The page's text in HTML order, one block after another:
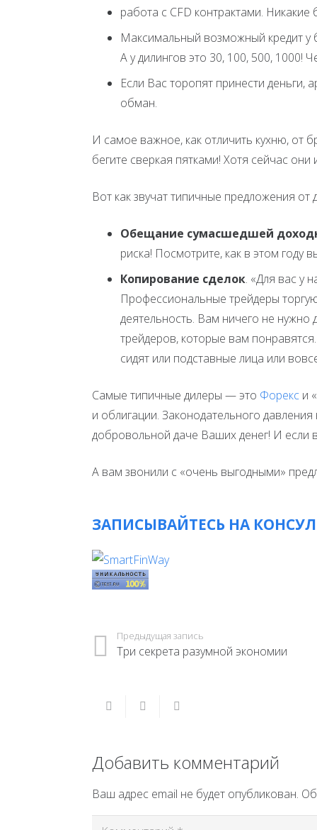
работа с CFD контрактами.
Максимальный возможный кредит у
А у дилингов это 30, 100, 500, 1000!
Если Вас торопят принести деньги,
обман.
И самое важное, как отличить кухню, от
бегите сверкая пятками! Хотя сейчас
Вот как звучат типичные предложения от
Обещание сумасшедшей
риска! Посмотрите, как в этом году
Копирование сделок. «Для вас у
Профессиональные трейдеры
деятельность. Вам ничего не нужно
трейдеров, которые вам
сидят или подставные лица или
Самые типичные дилеры — это Форекс и
и облигации. Законодательного
добровольной даче Ваших денег! И если
А вам звонили с «очень выгодными»
ЗАПИСЫВАЙТЕСЬ НА
Предыдущая запись
Три секрета разумной экономии
Добавить комментарий
Ваш адрес email не будет опубликован.